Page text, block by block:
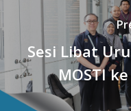
Sesi Libat
MOSTI